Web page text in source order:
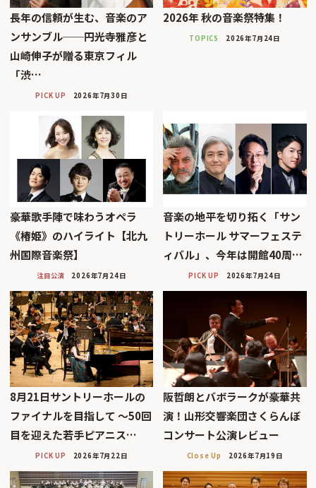
長年の信頼が生む、音楽のア
ンサンブル──円光寺雅彦と
山崎伸子が贈る東京フィル
「渋…
PICK UP 2026年7月30日
2026年 秋の音楽祭特集！
TOPICS 2026年7月24日
豪華歌手陣で味わうオペラ
《椿姫》のハイライト【北九
州国際音楽祭】
注目公演 2026年7月24日
音楽の地平を切り拓く「サン
トリーホール サマーフェステ
ィバル」、今年は開館40周…
PICK UP 2026年7月24日
8月21日サントリーホールの
ファイナルを目指して 〜50回
目を迎えた若手ピアニス…
PICK UP 2026年7月22日
阪哲朗とバボラークが豪華共
演！山形交響楽団さくらんぼ
コンサート公演レビュー
Close Up 2026年7月19日